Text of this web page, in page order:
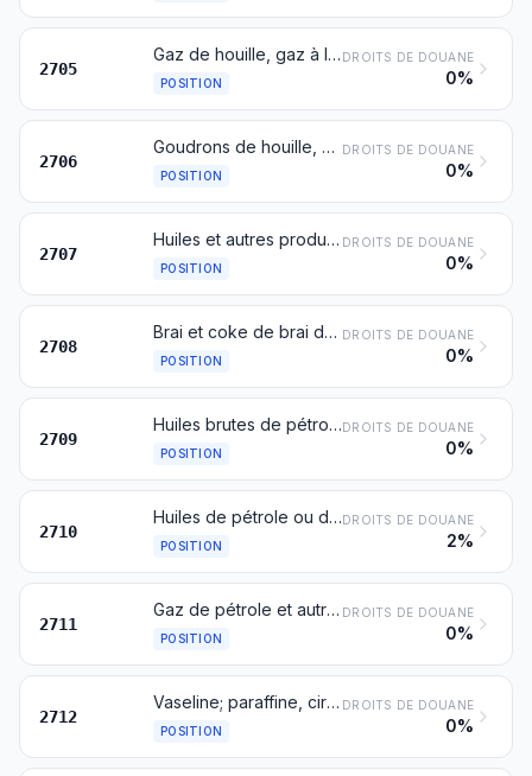
2705
Gaz de houille, gaz à l'eau, gaz pauvre et gaz similaires, à l'exclusion des gaz de pétrole et autres hydrocarbures gazeux
POSITION
DROITS DE DOUANE
0%
2706
Goudrons de houille, de lignite ou de tourbe et autres goudrons minéraux, même déshydratés ou étêtés, y compris les goudrons reconstitués
POSITION
DROITS DE DOUANE
0%
2707
Huiles et autres produits provenant de la distillation des goudrons de houille de haute température; produits analogues dans lesquels les constituants aromatiques prédominent en poids par rapport aux constituants non aromatiques
POSITION
DROITS DE DOUANE
0%
2708
Brai et coke de brai de goudron de houille ou d'autres goudrons minéraux
POSITION
DROITS DE DOUANE
0%
2709
Huiles brutes de pétrole ou de minéraux bitumineux
POSITION
DROITS DE DOUANE
0%
2710
Huiles de pétrole ou de minéraux bitumineux, autres que les huiles brutes; préparations non dénommées ni comprises ailleurs, contenant en poids 70 % ou plus d'huiles de pétrole ou de minéraux bitumineux et dont ces huiles constituent l'élément de base; déchets d'huiles
POSITION
DROITS DE DOUANE
2%
2711
Gaz de pétrole et autres hydrocarbures gazeux
POSITION
DROITS DE DOUANE
0%
2712
Vaseline; paraffine, cire de pétrole microcristalline, slack wax, ozokérite, cire de lignite, cire de tourbe, autres cires minérales et produits similaires obtenus par synthèse ou par d'autres procédés, même colorés
POSITION
DROITS DE DOUANE
0%